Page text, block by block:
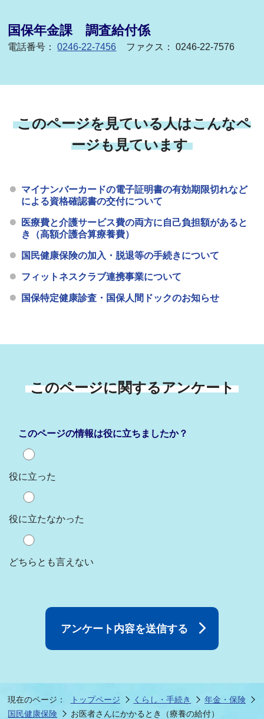
国保年金課 調査給付係
電話番号：0246-22-7456 ファクス： 0246-22-7576
このページを見ている人はこんなペ
ージも見ています
マイナンバーカードの電子証明書の有効期限切れなど
による資格確認書の交付について
医療費と介護サービス費の両方に自己負担額があると
き（高額介護合算療養費）
国民健康保険の加入・脱退等の手続きについて
フィットネスクラブ連携事業について
国保特定健康診査・国保人間ドックのお知らせ
このページに関するアンケート
このページの情報は役に立ちましたか？
役に立った
役に立たなかった
どちらとも言えない
現在のページ： トップページ くらし・手続き
年金・保険
国民健康保険
お医者さんにかかるとき（療養の給付）